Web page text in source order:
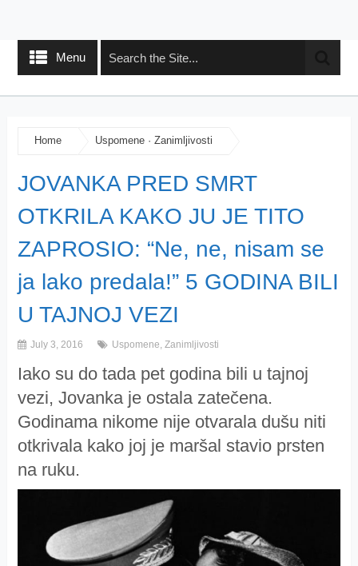
Menu
Home Uspomene· Zanimljivosti
JOVANKA PRED SMRT
OTKRILA KAKO JU JE TITO
ZAPROSIO: “Ne, ne, nisam se
ja lako predala!” 5 GODINA BILI
U TAJNOJ VEZI
July 3, 2016 Uspomene, Zanimljivosti
Iako su do tada pet godina bili u tajnoj
vezi, Jovanka je ostala zatečena.
Godinama nikome nije otvarala dušu niti
otkrivala kako joj je maršal stavio prsten
na ruku.